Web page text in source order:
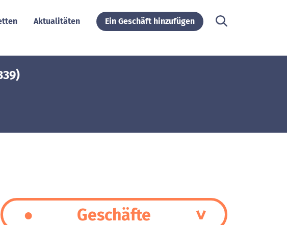
Aktualitäten Ein Geschäft hinzufügen
Geschäfte